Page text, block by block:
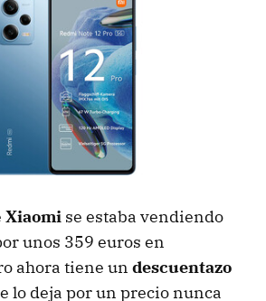
Xiaomi se estaba vendiendo
unos 359 euros en
ahora tiene un descuentazo
lo deja por un precio nunca